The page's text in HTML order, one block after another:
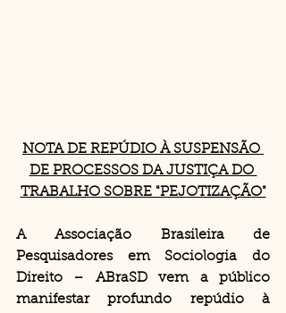
NOTA DE REPÚDIO À SUSPENSÃO
DE PROCESSOS DA JUSTIÇA DO
TRABALHO SOBRE "PEJOTIZAÇÃO"
A Associação Brasileira de
Pesquisadores em Sociologia do
Direito – ABraSD vem a público
manifestar profundo repúdio à